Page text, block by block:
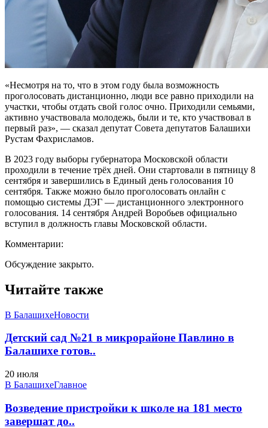
«Несмотря на то, что в этом году была возможность
проголосовать дистанционно, люди все равно приходили на
участки, чтобы отдать свой голос очно. Приходили семьями,
активно участвовала молодежь, были и те, кто участвовал в
первый раз», — сказал депутат Совета депутатов Балашихи
Рустам Фахрисламов.
В 2023 году выборы губернатора Московской области
проходили в течение трёх дней. Они стартовали в пятницу 8
сентября и завершились в Единый день голосования 10
сентября. Также можно было проголосовать онлайн с
помощью системы ДЭГ — дистанционного электронного
голосования. 14 сентября Андрей Воробьев официально
вступил в должность главы Московской области.
Комментарии:
Обсуждение закрыто.
Читайте также
В БалашихеНовости
Детский сад №21 в микрорайоне Павлино в
Балашихе готов..
20 июля
В БалашихеГлавное
Возведение пристройки к школе на 181 место
завершат до..